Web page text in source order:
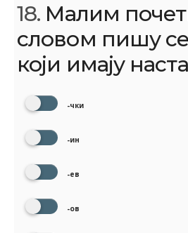
18. Малим
словом пишу
који имају
-чки
-ин
-ев
-ов